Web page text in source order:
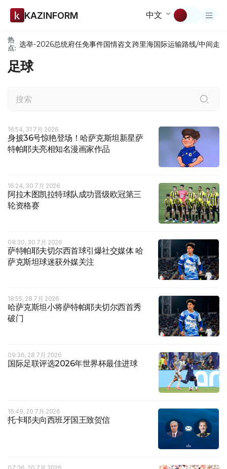
KAZINFORM 中文
热
点: 选举-2026总统府任免事件国情咨文跨里海国际运输路线/中间走廊
足球
16:54, 31 7月 2026
身披36号惊艳登场！哈萨克斯坦新星萨
特帕耶夫亮相知名漫画家作品
16:24, 30 7月 2026
阿拉木图凯拉特球队成功晋级欧冠第三
轮资格赛
08:30, 30 7月 2026
萨特帕耶夫切尔西首球引爆社交媒体 哈
萨克斯坦球迷获外媒关注
18:55, 28 7月 2026
哈萨克斯坦小将萨特帕耶夫切尔西首秀
破门
09:36, 28 7月 2026
国际足联评选2026年世界杯最佳进球
16:49, 20 7月 2026
托卡耶夫向西班牙国王致贺信